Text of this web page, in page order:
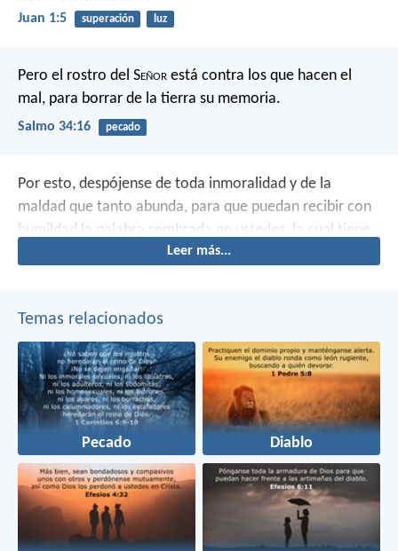
Juan 1:5 superación luz
Pero el rostro del Señor está contra los que hacen el
mal, para borrar de la tierra su memoria.
Salmo 34:16 pecado
Por esto, despójense de toda inmoralidad y de la
maldad que tanto abunda, para que puedan recibir con
humildad la palabra sembrada en ustedes, la cual tiene
Leer más...
Temas relacionados
Pecado Diablo